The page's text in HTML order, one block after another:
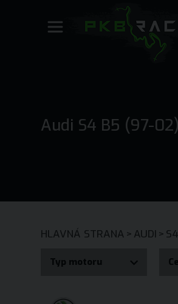
Audi S4 B5 (97-
HLAVNÁ STRANA > AUDI > S4
Typ motoru